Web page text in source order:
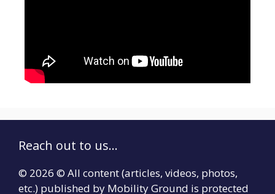
Reach out to us...
© 2026 © All content (articles, videos, photos,
etc.) published by Mobility Ground is protected